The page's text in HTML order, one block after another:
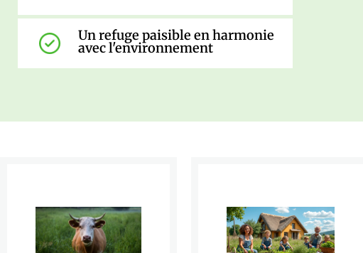
Un refuge paisible en harmonie
avec l'environnement